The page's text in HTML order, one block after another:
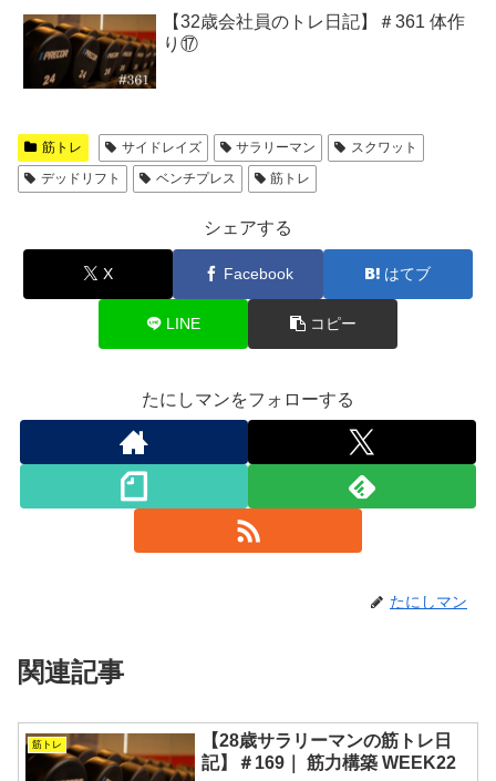
【32歳会社員のトレ日記】＃361 体作
り⑰
筋トレ サイドレイズ サラリーマン
スクワット
デッドリフト
ベンチプレス 筋トレ
シェアする
X Facebook はてブ
LINE コピー
たにしマンをフォローする
たにしマン
関連記事
筋トレ
【28歳サラリーマンの筋トレ日
記】＃169｜ 筋力構築 WEEK22